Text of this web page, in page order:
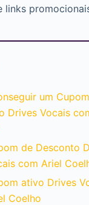
links
um
Drives Vocais
de Desconto
com Ariel
ativo Drives
Coelho